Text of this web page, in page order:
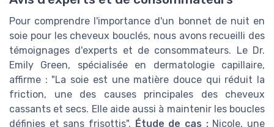
Pour comprendre l'importance d'un bonnet de nuit en
soie pour les cheveux bouclés, nous avons recueilli des
témoignages d'experts et de consommateurs. Le Dr.
Emily Green, spécialisée en dermatologie capillaire,
affirme : "La soie est une matière douce qui réduit la
friction, une des causes principales des cheveux
cassants et secs. Elle aide aussi à maintenir les boucles
définies et sans frisottis". Étude de cas :Nicole, une